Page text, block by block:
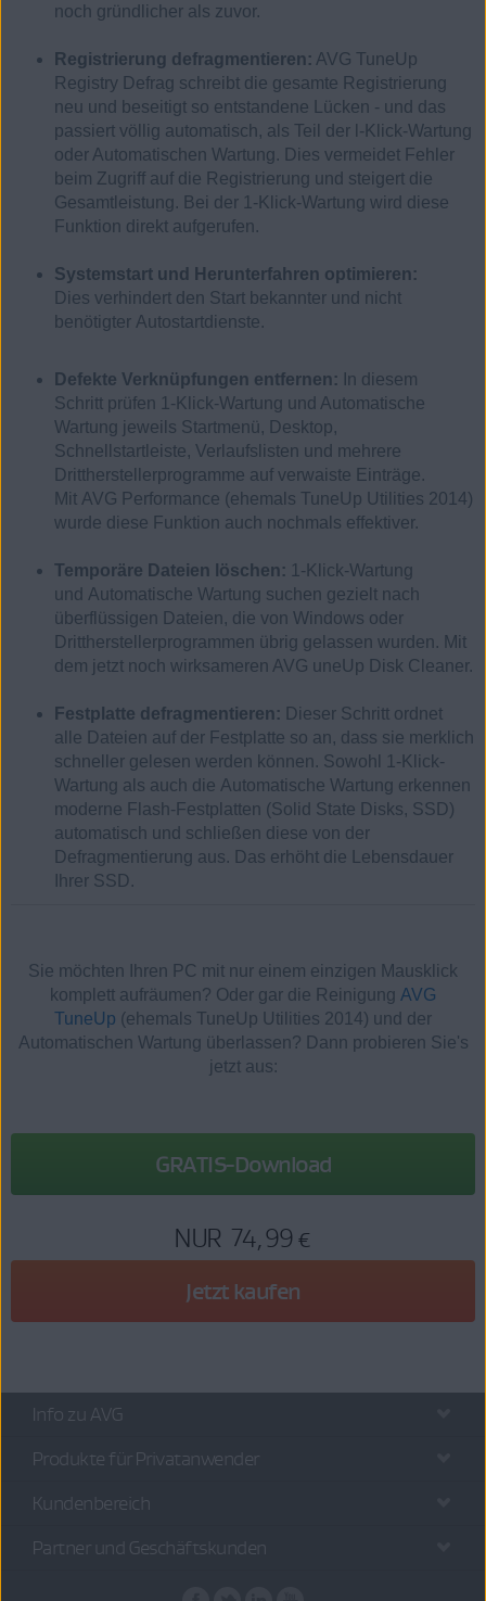
noch gründlicher als zuvor.
Registrierung defragmentieren: AVG TuneUp
Registry Defrag schreibt die gesamte Registrierung
neu und beseitigt so entstandene Lücken - und das
passiert völlig automatisch, als Teil der l-Klick-Wartung
oder Automatischen Wartung. Dies vermeidet Fehler
beim Zugriff auf die Registrierung und steigert die
Gesamtleistung. Bei der 1-Klick-Wartung wird diese
Funktion direkt aufgerufen.
Systemstart und Herunterfahren optimieren:
Dies verhindert den Start bekannter und nicht
benötigter Autostartdienste.
Defekte Verknüpfungen entfernen: In diesem
Schritt prüfen 1-Klick-Wartung und Automatische
Wartung jeweils Startmenü, Desktop,
Schnellstartleiste, Verlaufslisten und mehrere
Drittherstellerprogramme auf verwaiste Einträge.
Mit AVG Performance (ehemals TuneUp Utilities 2014)
wurde diese Funktion auch nochmals effektiver.
Temporäre Dateien löschen: 1-Klick-Wartung
und Automatische Wartung suchen gezielt nach
überflüssigen Dateien, die von Windows oder
Drittherstellerprogrammen übrig gelassen wurden. Mit
dem jetzt noch wirksameren AVG uneUp Disk Cleaner.
Festplatte defragmentieren: Dieser Schritt ordnet
alle Dateien auf der Festplatte so an, dass sie merklich
schneller gelesen werden können. Sowohl 1-Klick-
Wartung als auch die Automatische Wartung erkennen
moderne Flash-Festplatten (Solid State Disks, SSD)
automatisch und schließen diese von der
Defragmentierung aus. Das erhöht die Lebensdauer
Ihrer SSD.
Sie möchten Ihren PC mit nur einem einzigen Mausklick
komplett aufräumen? Oder gar die Reinigung AVG
TuneUp (ehemals TuneUp Utilities 2014) und der
Automatischen Wartung überlassen? Dann probieren Sie's
jetzt aus:
GRATIS-Download
NUR 74,99 €
Jetzt kaufen
Info zu AVG
Produkte für Privatanwender
Kundenbereich
Partner und Geschäftskunden